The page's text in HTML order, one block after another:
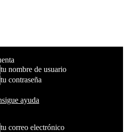
tu nombre de usuario
tu contraseña
ayuda
tu correo electrónico